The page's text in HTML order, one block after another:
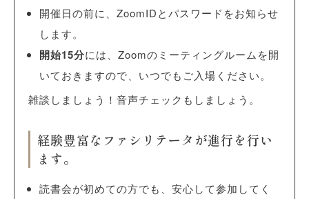
開催日の前に、ZoomIDとパスワードをお知らせ
します。
開始15分には、Zoomのミーティングルームを開
いておきますので、いつでもご入場ください。
雑談しましょう！音声チェックもしましょう。
経験豊富なファシリテータが進行を行い
ます。
読書会が初めての方でも、安心して参加してく